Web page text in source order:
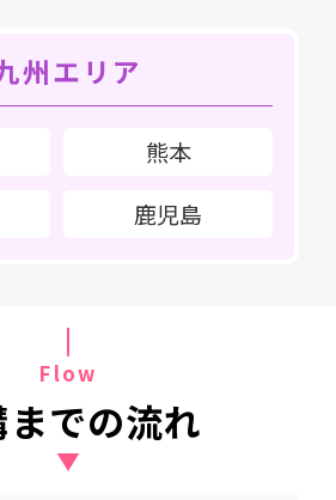
州エリア
熊本
鹿児島
Flow
での流れ